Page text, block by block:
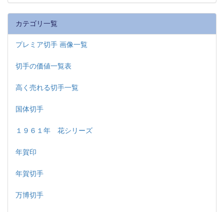
カテゴリ一覧
プレミア切手 画像一覧
切手の価値一覧表
高く売れる切手一覧
国体切手
１９６１年 花シリーズ
年賀印
年賀切手
万博切手